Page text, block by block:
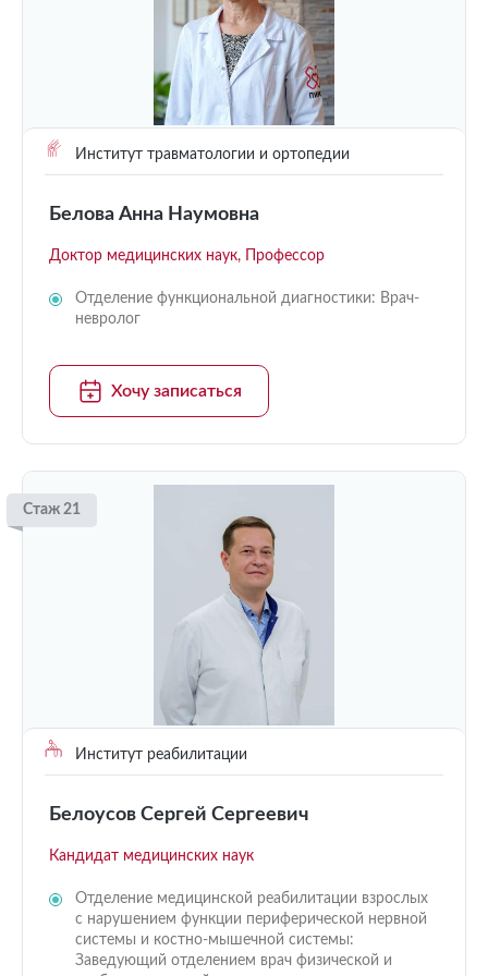
Институт травматологии и ортопедии
Белова Анна Наумовна
Доктор медицинских наук, Профессор
Отделение функциональной диагностики: Врач-
невролог
Хочу записаться
Стаж 21
Институт реабилитации
Белоусов Сергей Сергеевич
Кандидат медицинских наук
Отделение медицинской реабилитации взрослых
с нарушением функции периферической нервной
системы и костно-мышечной системы:
Заведующий отделением врач физической и